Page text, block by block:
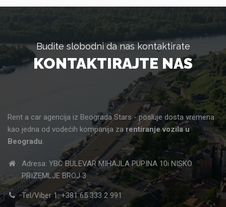
Budite slobodni da nas kontaktirate
KONTAKTIRAJTE NAS
Rent a car agencija iz Beograda Stars - posluje dosta vremena
kao jedna od vodećih kompanija zarentiranje vozila u
Beogradu.
Adresa: YBC BULEVAR MIHAJLA PUPINA 10i NISKO
PRIZEMLJE BROJ 3
Tel/Viber 1: +381 65 333 2 991